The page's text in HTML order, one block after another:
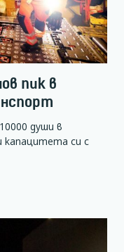
пик в
души в
капацитета си с